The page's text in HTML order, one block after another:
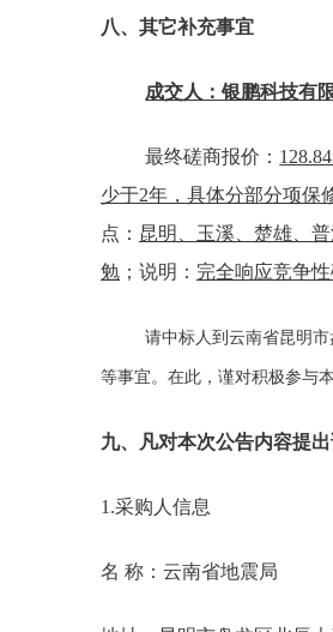
八、其它补充事宜
成交人：银鹏科技有
最终磋商报价：
少于2年，具体分部分项保
点： 昆明、玉溪、楚雄、
勉 ；说明： 完全响应竞争
请中标人到云南省昆明
等事宜。在此，谨对积极参与
九、凡对本次公告内容提
1.采购人信息
名 称：云南省地